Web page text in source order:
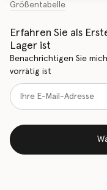
Größentabelle
Erfahren Sie als
Lager ist
Benachrichtigen Sie
vorrätig ist